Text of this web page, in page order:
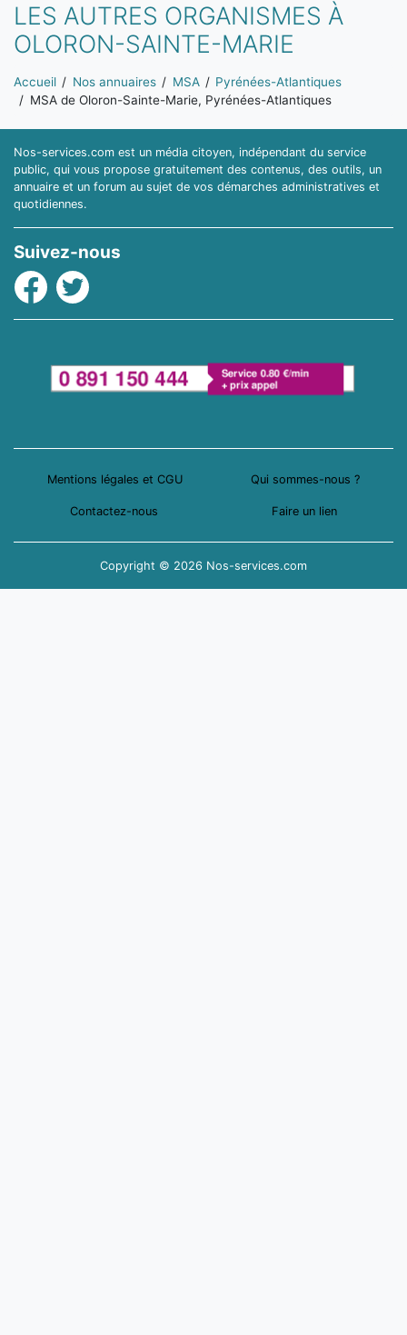
LES AUTRES ORGANISMES À
OLORON-SAINTE-MARIE
Vous êtes ici:
Accueil Nos annuaires MSA
Pyrénées-Atlantiques
MSA de Oloron-Sainte-Marie, Pyrénées-Atlantiques
Nos-services.com est un média citoyen, indépendant du service
public, qui vous propose gratuitement des contenus, des outils, un
annuaire et un forum au sujet de vos démarches administratives et
quotidiennes.
Suivez-nous
Facebook
Twitter
Mentions légales et CGU Qui sommes-nous ?
Contactez-nous Faire un lien
Copyright © 2026 Nos-services.com